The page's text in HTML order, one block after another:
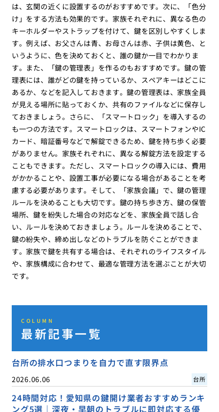
は、玄関の近くに設置するのがおすすめです。次に、「色分
け」をする方法も効果的です。家族それぞれに、異なる色の
キーホルダーやストラップを付けて、鍵を区別しやすくしま
す。例えば、お父さんは青、お母さんは赤、子供は黄色、と
いうように、色を決めておくと、誰の鍵か一目でわかりま
す。また、「鍵の管理表」を作るのもおすすめです。鍵の管
理表には、誰がどの鍵を持っているか、スペアキーはどこに
あるか、などを記入しておきます。鍵の管理表は、家族全員
が見える場所に貼っておくか、共有のファイルなどに保存し
ておきましょう。さらに、「スマートロック」を導入するの
も一つの方法です。スマートロックは、スマートフォンやIC
カード、暗証番号などで解錠できるため、鍵を持ち歩く必要
がありません。家族それぞれに、異なる解錠方法を設定する
こともできます。ただし、スマートロックの導入には、費用
がかかることや、設置工事が必要になる場合があることを考
慮する必要があります。そして、「家族会議」で、鍵の管理
ルールを決めることも大切です。鍵の持ち歩き方、鍵の保管
場所、鍵を紛失した場合の対応などを、家族全員で話し合
い、ルールを決めておきましょう。ルールを決めることで、
鍵の紛失や、締め出しなどのトラブルを防ぐことができま
す。家族で鍵を共有する場合は、それぞれのライフスタイル
や、家族構成に合わせて、最適な管理方法を選ぶことが大切
です。
COLUMN
最新記事一覧
台所の排水口つまりを自力で直す限界点
2026.06.06 台所
24時間対応！愛知県の鍵開け業者おすすめランキ
ング5選｜深夜・早朝のトラブルに即対応する優